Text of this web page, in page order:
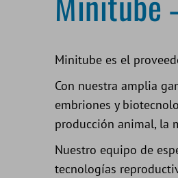
Minitube es el
Con nuestra amplia
embriones y
producción animal, la
Nuestro equipo de
tecnologías